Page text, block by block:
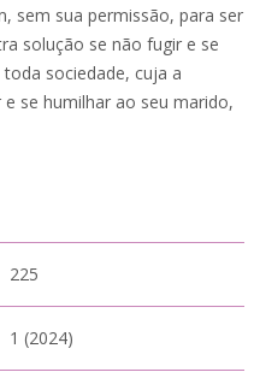
sem sua permissão, para ser
solução se não fugir e se
sociedade, cuja a
se humilhar ao seu marido,
225
1 (2024)